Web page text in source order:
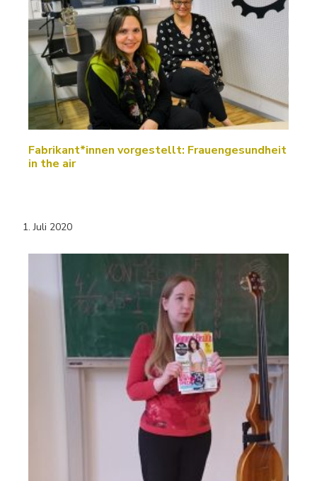
Fabrikant*innen vorgestellt: Frauengesundheit
in the air
1. Juli 2020